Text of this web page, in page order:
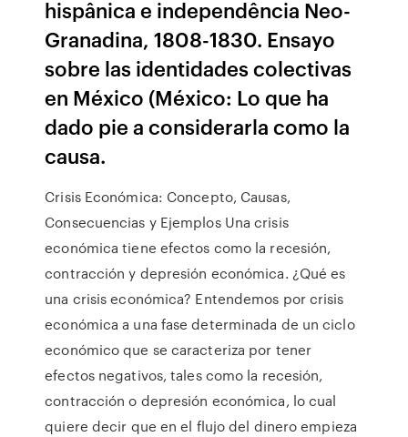
hispânica e independência Neo-
Granadina, 1808-1830. Ensayo
sobre las identidades colectivas
en México (México: Lo que ha
dado pie a considerarla como la
causa.
Crisis Económica: Concepto, Causas,
Consecuencias y Ejemplos Una crisis
económica tiene efectos como la recesión,
contracción y depresión económica. ¿Qué es
una crisis económica? Entendemos por crisis
económica a una fase determinada de un ciclo
económico que se caracteriza por tener
efectos negativos, tales como la recesión,
contracción o depresión económica, lo cual
quiere decir que en el flujo del dinero empieza